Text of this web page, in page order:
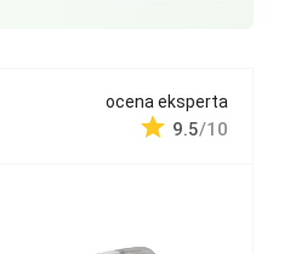
ocena eksperta
9.5/10